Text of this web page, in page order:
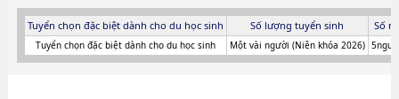
Tuyển chọn đặc biệt dành cho du học sinh Số lượng tuyển sinh Số
Tuyển chọn đặc biệt dành cho du học sinh Một vài người (Niên khóa 2026)